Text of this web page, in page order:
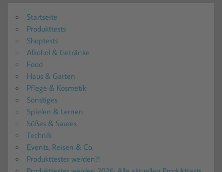
Startseite
Produkttests
Shoptests
Alkohol & Getränke
Food
Haus & Garten
Pflege & Kosmetik
Sonstiges
Spielen & Lernen
Süßes & Saures
Technik
Events, Reisen & Co.
Produkttester werden?!